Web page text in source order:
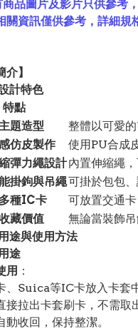
品圖片及影片只供參考
關資訊僅供參考，詳細
介】
計特色
特點
題造型
整體以可愛
仿皮製作
使用PU合成
彈力繩設計內置伸縮繩
掛鉤與吊繩可掛於包包
種IC卡
可放置交通
藏價值
無論當裝飾
途與使用方法
途
用 ：
、Suica等IC卡放入卡套中
接拉出卡套刷卡，不需取
動收回，保持整潔。